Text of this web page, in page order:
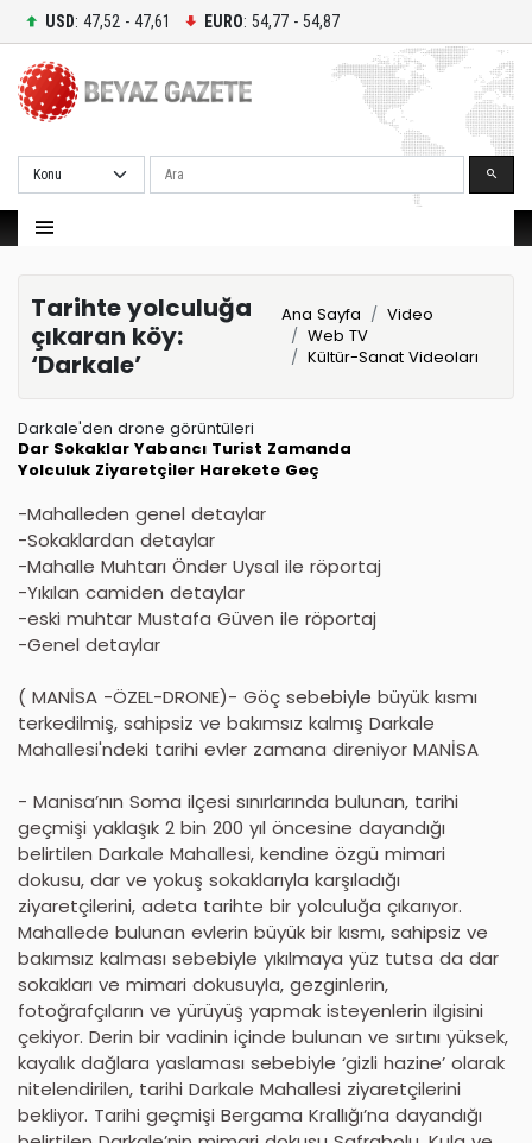
USD: 47,52 - 47,61 EURO: 54,77 - 54,87
Ara
Tarihte yolculuğa
çıkaran köy:
‘Darkale’
Ana Sayfa
Video
Web TV
Kültür-Sanat Videoları
Darkale'den drone görüntüleri
Dar Sokaklar Yabancı Turist Zamanda
Yolculuk Ziyaretçiler Harekete Geç
-Mahalleden genel detaylar
-Sokaklardan detaylar
-Mahalle Muhtarı Önder Uysal ile röportaj
-Yıkılan camiden detaylar
-eski muhtar Mustafa Güven ile röportaj
-Genel detaylar
( MANİSA -ÖZEL-DRONE)- Göç sebebiyle büyük kısmı
terkedilmiş, sahipsiz ve bakımsız kalmış Darkale
Mahallesi'ndeki tarihi evler zamana direniyor MANİSA
- Manisa’nın Soma ilçesi sınırlarında bulunan, tarihi
geçmişi yaklaşık 2 bin 200 yıl öncesine dayandığı
belirtilen Darkale Mahallesi, kendine özgü mimari
dokusu, dar ve yokuş sokaklarıyla karşıladığı
ziyaretçilerini, adeta tarihte bir yolculuğa çıkarıyor.
Mahallede bulunan evlerin büyük bir kısmı, sahipsiz ve
bakımsız kalması sebebiyle yıkılmaya yüz tutsa da dar
sokakları ve mimari dokusuyla, gezginlerin,
fotoğrafçıların ve yürüyüş yapmak isteyenlerin ilgisini
çekiyor. Derin bir vadinin içinde bulunan ve sırtını yüksek,
kayalık dağlara yaslaması sebebiyle ‘gizli hazine’ olarak
nitelendirilen, tarihi Darkale Mahallesi ziyaretçilerini
bekliyor. Tarihi geçmişi Bergama Krallığı’na dayandığı